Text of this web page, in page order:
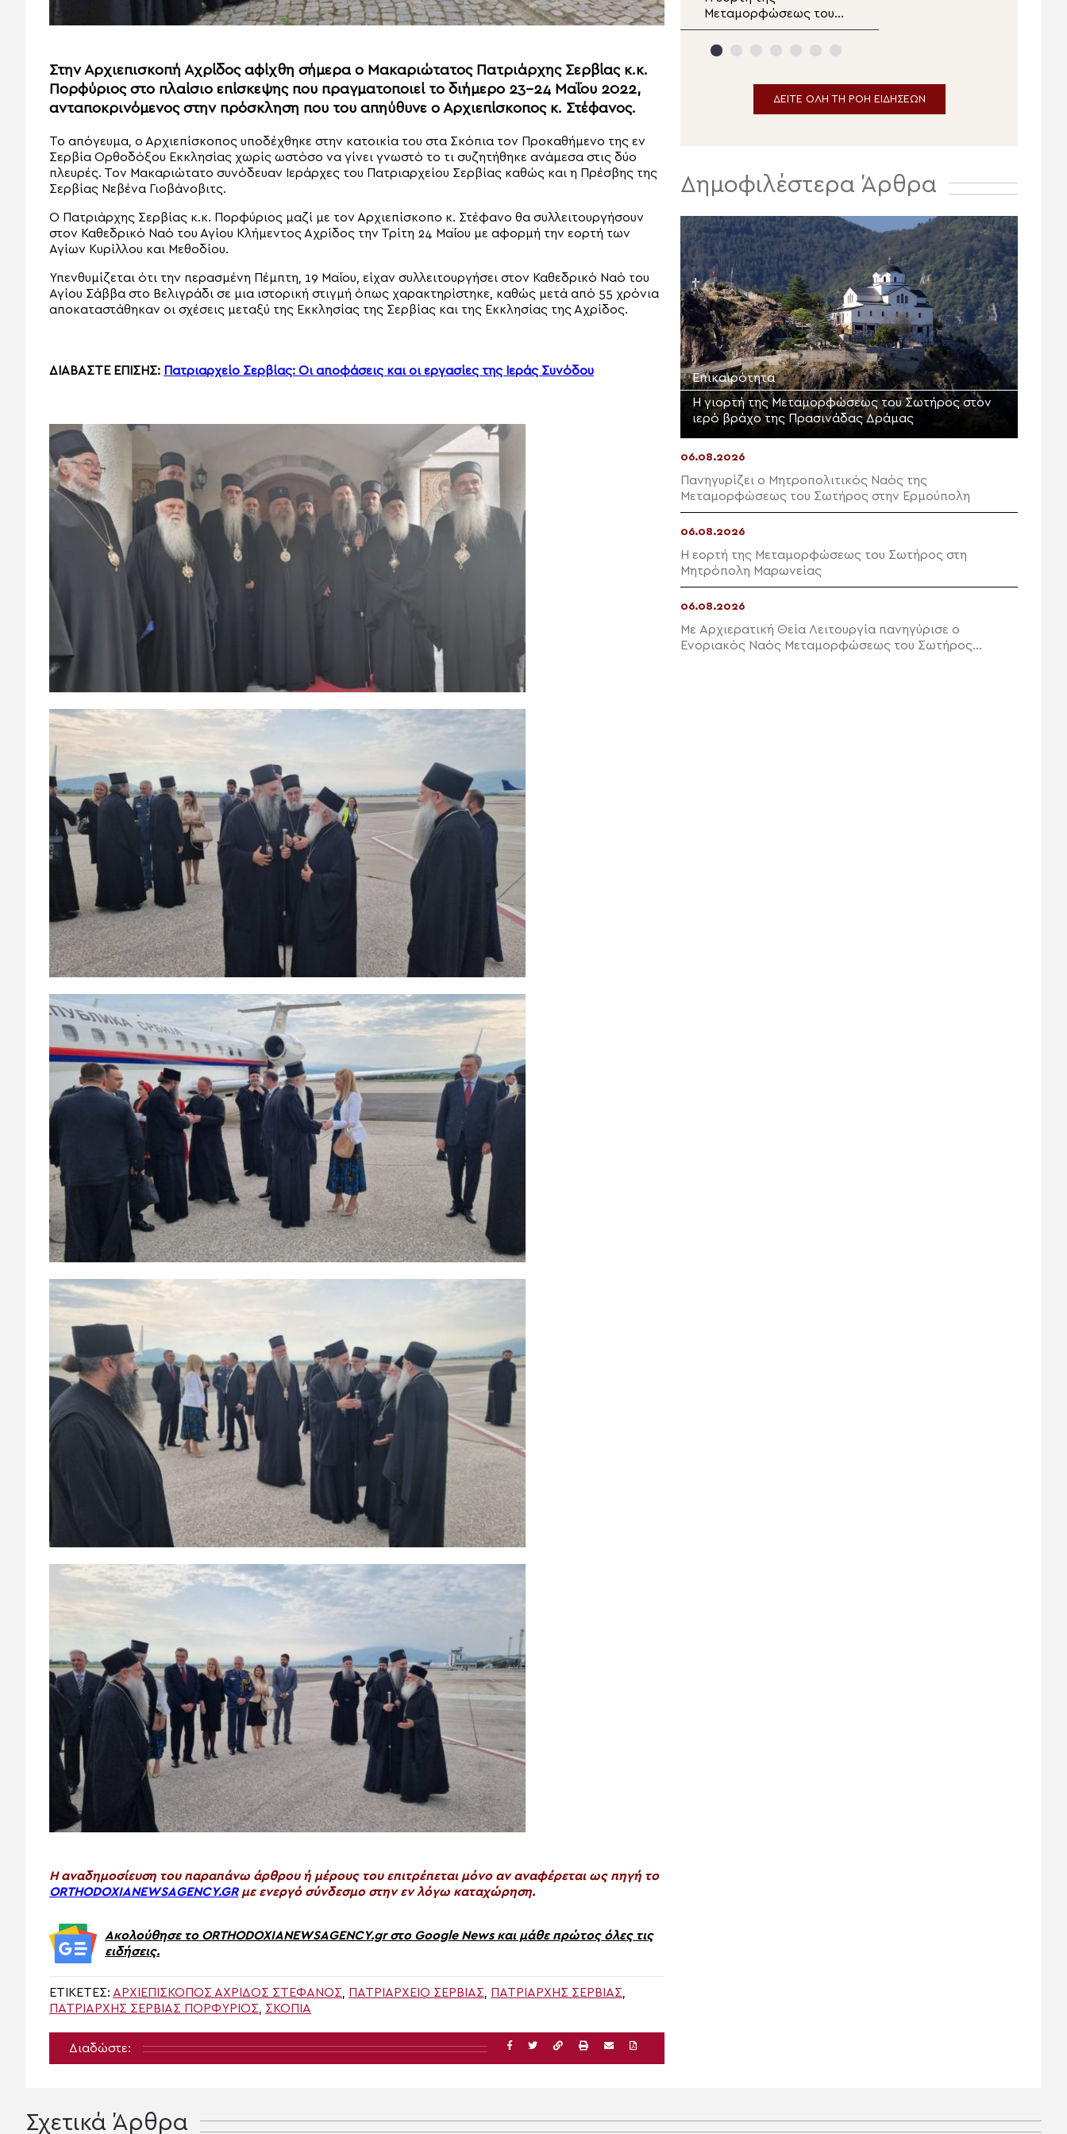
Στην Αρχιεπισκοπή Αχρίδος αφίχθη σήμερα ο Μακαριώτατος Πατριάρχης Σερβίας κ.κ.
Πορφύριος στο πλαίσιο επίσκεψης που πραγματοποιεί το διήμερο 23-24 Μαΐου 2022,
ανταποκρινόμενος στην πρόσκληση που του απηύθυνε ο Αρχιεπίσκοπος κ. Στέφανος.
Το απόγευμα, ο Αρχιεπίσκοπος υποδέχθηκε στην κατοικία του στα Σκόπια τον Προκαθήμενο της εν
Σερβία Ορθοδόξου Εκκλησίας χωρίς ωστόσο να γίνει γνωστό το τι συζητήθηκε ανάμεσα στις δύο
πλευρές. Τον Μακαριώτατο συνόδευαν Ιεράρχες του Πατριαρχείου Σερβίας καθώς και η Πρέσβης της
Σερβίας Νεβένα Γιοβάνοβιτς.
Ο Πατριάρχης Σερβίας κ.κ. Πορφύριος μαζί με τον Αρχιεπίσκοπο κ. Στέφανο θα συλλειτουργήσουν
στον Καθεδρικό Ναό του Αγίου Κλήμεντος Αχρίδος την Τρίτη 24 Μαΐου με αφορμή την εορτή των
Αγίων Κυρίλλου και Μεθοδίου.
Υπενθυμίζεται ότι την περασμένη Πέμπτη, 19 Μαΐου, είχαν συλλειτουργήσει στον Καθεδρικό Ναό του
Αγίου Σάββα στο Βελιγράδι σε μια ιστορική στιγμή όπως χαρακτηρίστηκε, καθώς μετά από 55 χρόνια
αποκαταστάθηκαν οι σχέσεις μεταξύ της Εκκλησίας της Σερβίας και της Εκκλησίας της Αχρίδος.
ΔΙΑΒΑΣΤΕ ΕΠΙΣΗΣ: Πατριαρχείο Σερβίας: Οι αποφάσεις και οι εργασίες της Ιεράς Συνόδου
H αναδημοσίευση του παραπάνω άρθρου ή μέρους του επιτρέπεται μόνο αν αναφέρεται ως πηγή το
ORTHODOXIANEWSAGENCY.GRμε ενεργό σύνδεσμο στην εν λόγω καταχώρηση.
Ακολούθησε το ORTHODOXIANEWSAGENCY.gr στο Google News και μάθε πρώτος όλες τις
ειδήσεις.
ΕΤΙΚΈΤΕΣ: ΑΡΧΙΕΠΊΣΚΟΠΟΣ ΑΧΡΊΔΟΣ ΣΤΈΦΑΝΟΣ ΠΑΤΡΙΑΡΧΕΊΟ ΣΕΡΒΊΑΣ ΠΑΤΡΙΆΡΧΗΣ ΣΕΡΒΊΑΣ
ΠΑΤΡΙΆΡΧΗΣ ΣΕΡΒΊΑΣ ΠΟΡΦΎΡΙΟΣ
ΣΚΌΠΙΑ
Διαδώστε:
Σωτήρος
Μεταμορφώσεως του
Σωτήρος στη Μονή Σινά
Μεταμορφώσεως του
Σωτήρος στα Λευκάκια
Ναυπλίου
ΔΕΙΤΕ ΟΛΗ ΤΗ ΡΟΗ ΕΙΔΗΣΕΩΝ
Δημοφιλέστερα Άρθρα
Επικαιρότητα
Η γιορτή της Μεταμορφώσεως του Σωτήρος στον
ιερό βράχο της Πρασινάδας Δράμας
06.08.2026
Πανηγυρίζει ο Μητροπολιτικός Ναός της
Μεταμορφώσεως του Σωτήρος στην Ερμούπολη
06.08.2026
Η εορτή της Μεταμορφώσεως του Σωτήρος στη
Μητρόπολη Μαρωνείας
06.08.2026
Με Αρχιερατική Θεία Λειτουργία πανηγύρισε ο
Ενοριακός Ναός Μεταμορφώσεως του Σωτήρος
Σχετικά Άρθρα